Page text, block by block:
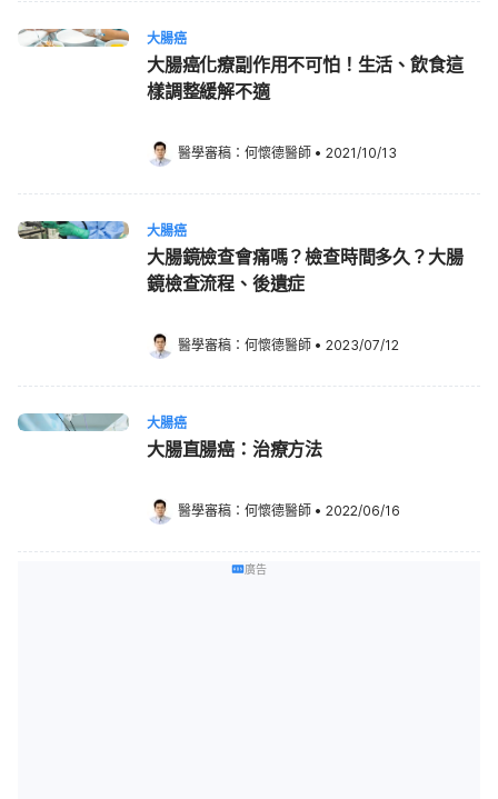
大腸癌
大腸癌化療副作用不可怕！生活、飲食這
樣調整緩解不適
醫學審稿： 何懷德醫師 • 2021/10/13
大腸癌
大腸鏡檢查會痛嗎？檢查時間多久？大腸
鏡檢查流程、後遺症
醫學審稿： 何懷德醫師 • 2023/07/12
大腸癌
大腸直腸癌：治療方法
醫學審稿： 何懷德醫師 • 2022/06/16
廣告